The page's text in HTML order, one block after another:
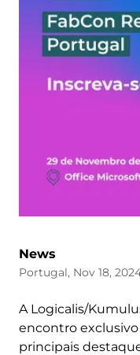
News
Portugal, Nov 18,
A Logicalis/
encontro
principais